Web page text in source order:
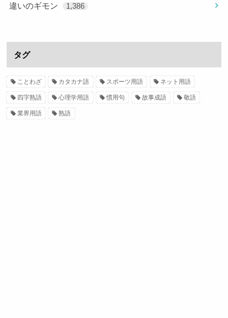
違いのギモン 1,386
タグ
ことわざ カタカナ語 スポーツ用語 ネット用語
四字熟語 心理学用語 慣用句 故事成語 敬語
業界用語 熟語